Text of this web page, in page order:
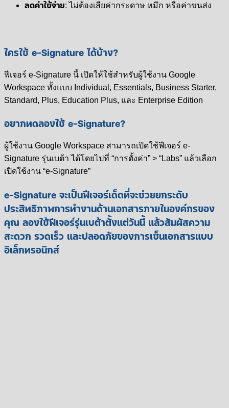
ลดค่าใช้จ่าย: ไม่ต้องเสียค่ากระดาษ หมึก หรือค่าขนส่ง
ใครใช้ e-Signature ได้บ้าง?
ฟีเจอร์ e-Signature นี้ เปิดให้ใช้สำหรับผู้ใช้งาน Google
Workspace ทั้งแบบ Individual, Essentials, Business Starter,
Standard, Plus, Education Plus, และ Enterprise Edition
อยากทดลองใช้ e-Signature?
ผู้ใช้งาน Google Workspace สามารถเปิดใช้ฟีเจอร์ e-
Signature รุ่นเบต้า ได้โดยไปที่ “การตั้งค่า” > “Labs” แล้วเลือก
เปิดใช้งาน “e-Signature”
e-Signature จะเป็นฟีเจอร์เด็ดที่จะช่วยยกระดับ
ประสิทธิภาพการทำงานด้านเอกสารภายในองค์กรของ
คุณ ลองใช้ฟีเจอร์รุ่นเบต้าตั้งแต่วันนี้ แล้วสัมผัสความ
สะดวก รวดเร็ว และปลอดภัยของการเซ็นเอกสารแบบ
อิเล็กทรอนิกส์